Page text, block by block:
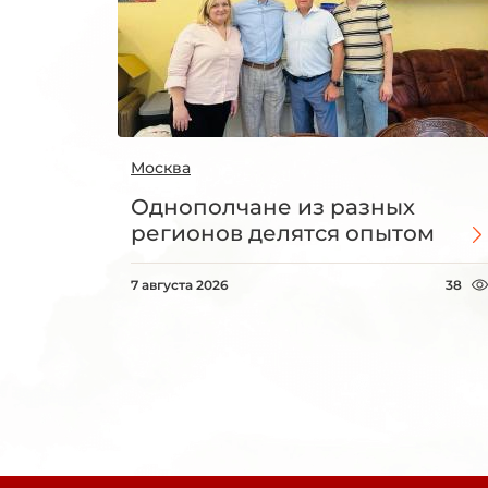
Москва
Однополчане из разных
регионов делятся опытом
7 августа 2026 38